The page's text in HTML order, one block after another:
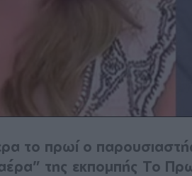
το πρωί ο
της εκπομπής Το